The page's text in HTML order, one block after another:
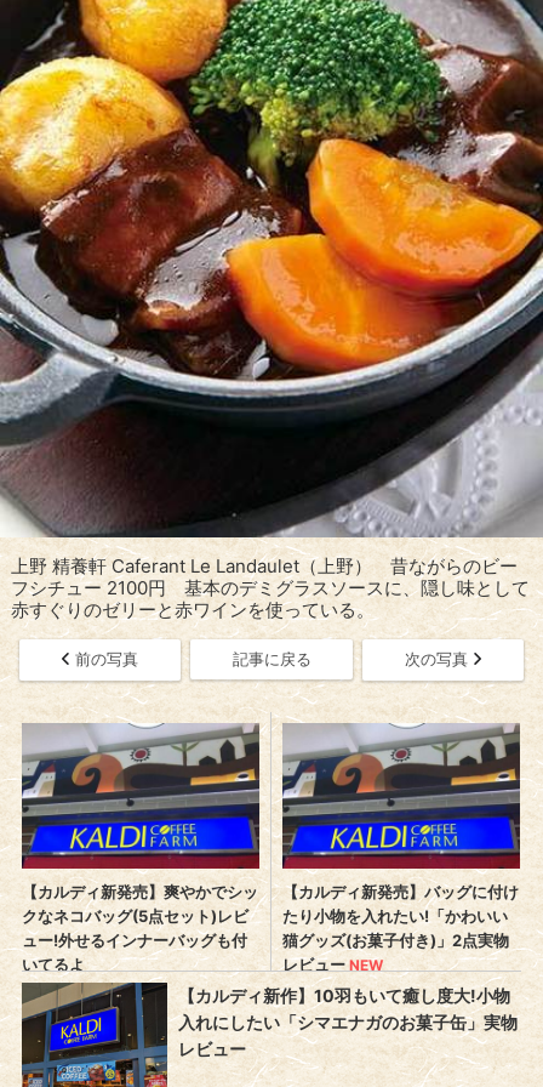
上野 精養軒 Caferant Le Landaulet（上野） 昔ながらのビー
フシチュー 2100円 基本のデミグラスソースに、隠し味として
赤すぐりのゼリーと赤ワインを使っている。
前の写真 記事に戻る 次の写真